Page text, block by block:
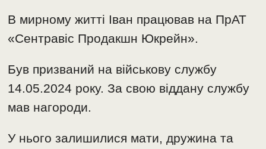
В мирному житті Іван працював на ПрАТ
«Сентравіс Продакшн Юкрейн».
Був призваний на військову службу
14.05.2024 року. За свою віддану службу
мав нагороди.
У нього залишилися мати, дружина та